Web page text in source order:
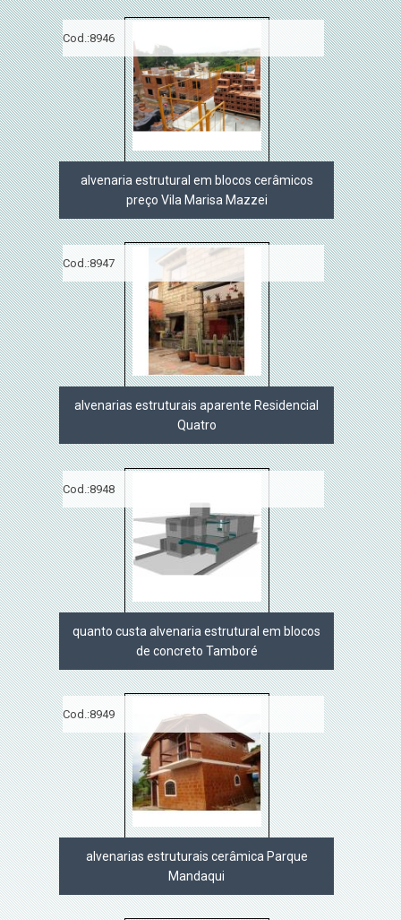
Cod.:8946
alvenaria estrutural em blocos cerâmicos
preço Vila Marisa Mazzei
Cod.:8947
alvenarias estruturais aparente Residencial
Quatro
Cod.:8948
quanto custa alvenaria estrutural em blocos
de concreto Tamboré
Cod.:8949
alvenarias estruturais cerâmica Parque
Mandaqui